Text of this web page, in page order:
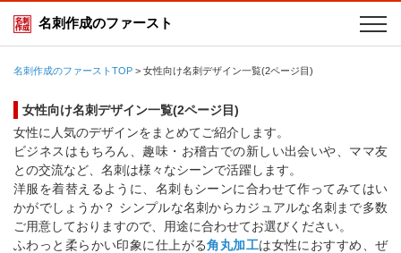
名刺作成のファースト
名刺作成のファーストTOP > 女性向け名刺デザイン一覧(2ページ目)
女性向け名刺デザイン一覧(2ページ目)
女性に人気のデザインをまとめてご紹介します。
ビジネスはもちろん、趣味・お稽古での新しい出会いや、ママ友
との交流など、名刺は様々なシーンで活躍します。
洋服を着替えるように、名刺もシーンに合わせて作ってみてはい
かがでしょうか？ シンプルな名刺からカジュアルな名刺まで多数
ご用意しておりますので、用途に合わせてお選びください。
ふわっと柔らかい印象に仕上がる角丸加工は女性におすすめ、ぜ